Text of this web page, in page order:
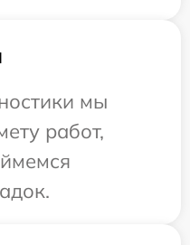
мы
работ,